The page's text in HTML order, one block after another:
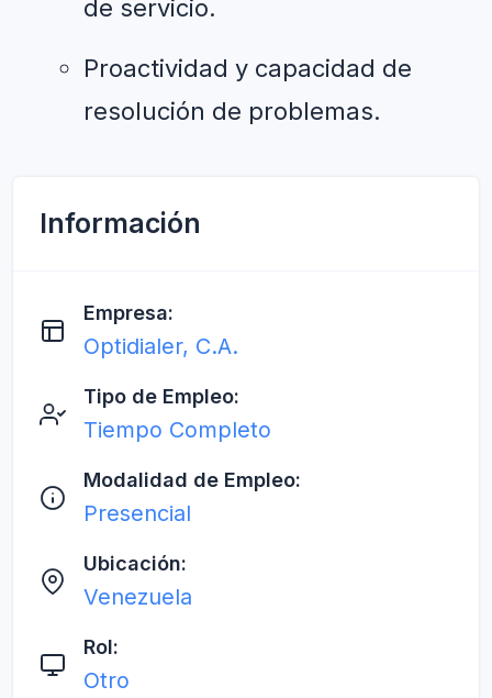
de servicio.
Proactividad y capacidad de
resolución de problemas.
Información
Empresa:
Optidialer, C.A.
Tipo de Empleo:
Tiempo Completo
Modalidad de Empleo:
Presencial
Ubicación:
Venezuela
Rol:
Otro